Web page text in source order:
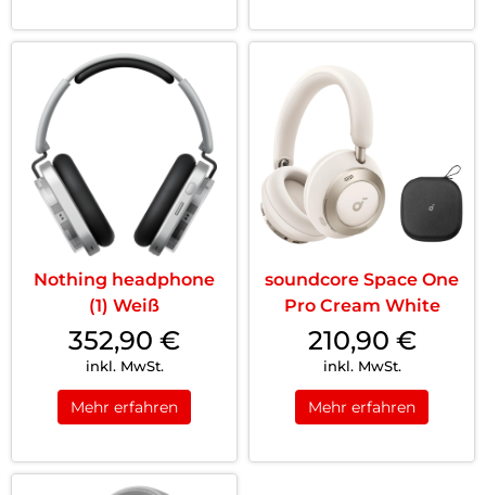
Nothing headphone
(1) Weiß
352,90 €
inkl. MwSt.
Mehr erfahren
soundcore Space One
Pro Cream White
210,90 €
inkl. MwSt.
Mehr erfahren